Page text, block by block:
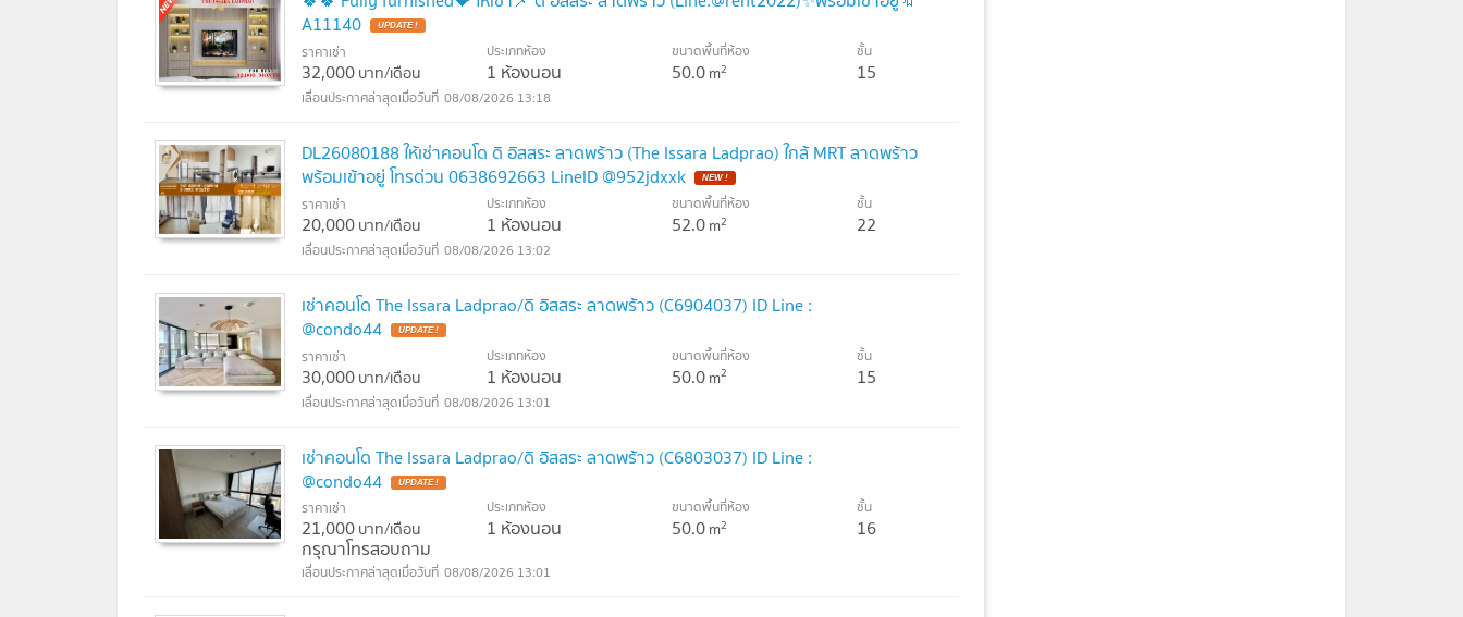
A11140
UPDATE !
ราคาเช่า
32,000บาท/เดือน
ประเภทห้อง
1 ห้องนอน
ขนาดพื้นที่ห้อง
50.0m2
ชั้น
15
08/08/2026 13:18
DL26080188 ให้เช่าคอนโด ดิ อิสสระ ลาดพร้าว (The Issara Ladprao) ใกล้ MRT ลาดพร้าว
พร้อมเข้าอยู่ โทรด่วน 0638692663 LineID @952jdxxk
NEW !
ราคาเช่า
20,000บาท/เดือน
ประเภทห้อง
1 ห้องนอน
ขนาดพื้นที่ห้อง
52.0m2
ชั้น
22
08/08/2026 13:02
เช่าคอนโด The Issara Ladprao/ดิ อิสสระ ลาดพร้าว (C6904037) ID Line :
@condo44
UPDATE !
ราคาเช่า
30,000บาท/เดือน
ประเภทห้อง
1 ห้องนอน
ขนาดพื้นที่ห้อง
50.0m2
ชั้น
15
08/08/2026 13:01
เช่าคอนโด The Issara Ladprao/ดิ อิสสระ ลาดพร้าว (C6803037) ID Line :
@condo44
UPDATE !
ราคาเช่า
21,000บาท/เดือน
กรุณาโทรสอบถาม
ประเภทห้อง
1 ห้องนอน
ขนาดพื้นที่ห้อง
50.0m2
ชั้น
16
08/08/2026 13:01